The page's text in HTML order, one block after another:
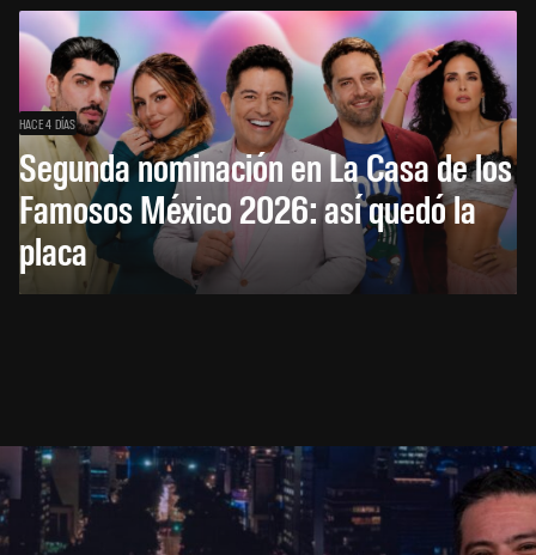
HACE 4 DÍAS
Segunda nominación en La Casa de los
Famosos México 2026: así quedó la
placa